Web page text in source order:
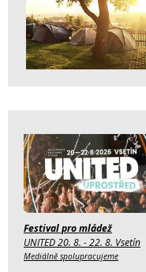
Festival pro mládež
UNITED 20. 8. - 22. 8. Vsetín
Mediálně spolupracujeme